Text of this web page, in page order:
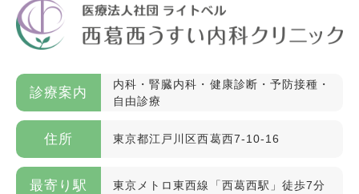
診療案内
内科・腎臓内科・健康診断・予防接種・
自由診療
住所 東京都江戸川区西葛西7-10-16
最寄り駅 東京メトロ東西線「西葛西駅」徒歩7分